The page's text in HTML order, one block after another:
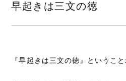
早起きは三文の徳
『早起きは三文の徳』というこ